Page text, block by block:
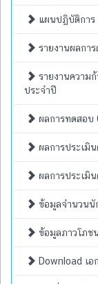
แผนปฏิบัติการ
รายงานผลกา
รายงานความ
ประจำปี
ผลการทดสอบ
ผลการประเมิ
ผลการประเมิ
ข้อมูลจำนวนนั
ข้อมูลภาวโภช
Download เอ